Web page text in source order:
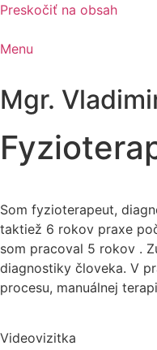
Preskočiť na obsah
Menu
Mgr.
Som fyzioterapeut,
taktiež 6 rokov praxe
som pracoval 5 rokov .
diagnostiky človeka. V
procesu, manuálnej
Videovizitka